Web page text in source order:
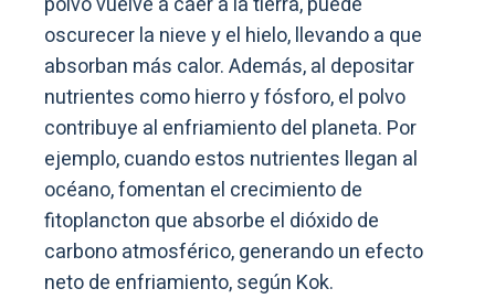
oscurecer la nieve y el hielo, llevando a que
absorban más calor. Además, al depositar
nutrientes como hierro y fósforo, el polvo
contribuye al enfriamiento del planeta. Por
ejemplo, cuando estos nutrientes llegan al
océano, fomentan el crecimiento de
fitoplancton que absorbe el dióxido de
carbono atmosférico, generando un efecto
neto de enfriamiento, según Kok.